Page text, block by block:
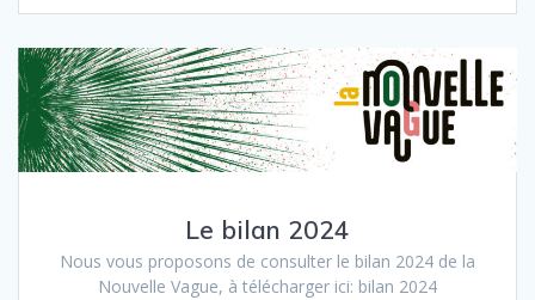
Le bilan 2024
Nous vous proposons de consulter le bilan 2024 de la
Nouvelle Vague, à télécharger ici: bilan 2024